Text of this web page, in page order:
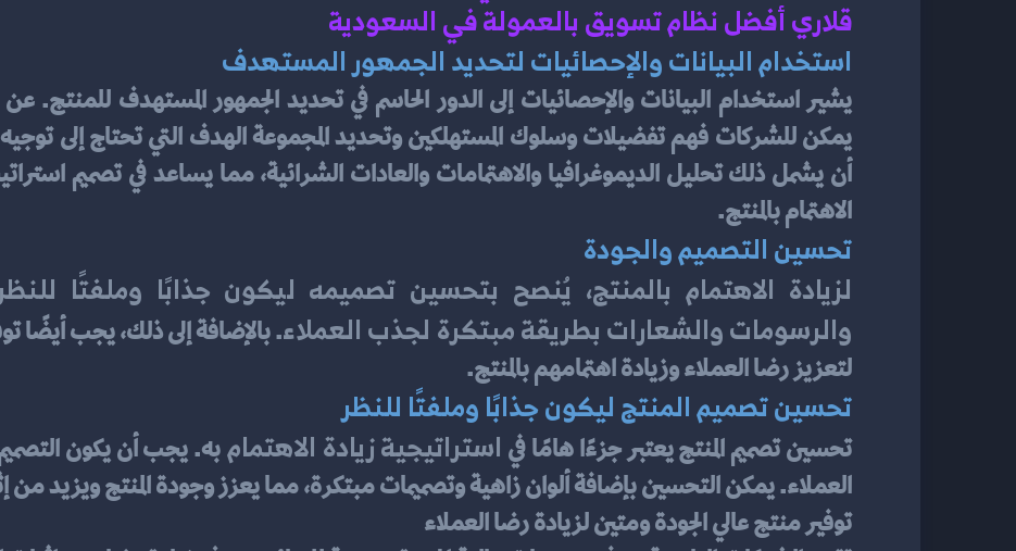
قلاري أفضل نظام تسويق بالعمولة في السعودية
استخدام البيانات والإحصائيات لتحديد الجمهور المستهدف
الاهتمام بالمنتج.
تحسين التصميم والجودة
والرسومات والشعارات بطريقة مبتكرة لجذب العملاء
لتعزيز رضا العملاء وزيادة اهتمامهم بالمنتج.
تحسين تصميم المنتج ليكون جذابًا وملفتًا للنظر
تحسين تصميم المنتج يعتبر جزءًا هامًا في استراتيجية زيادة الاهتمام
العملاء. يمكن التحسين بإضافة ألوان زاهية وتصميمات مبتكرة، مما يعزز وجودة المنتج ويزيد من
توفير منتج عالي الجودة ومتين لزيادة رضا العملاء